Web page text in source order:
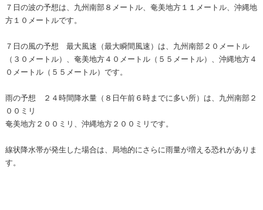
７日の波の予想は、九州南部８メートル、奄美地方１１メートル、沖縄地
方１０メートルです。
７日の風の予想 最大風速（最大瞬間風速）は、九州南部２０メートル
（３０メートル）、奄美地方４０メートル（５５メートル）、沖縄地方４
０メートル（５５メートル）です。
雨の予想 ２４時間降水量（８日午前６時までに多い所）は、九州南部２
００ミリ
奄美地方２００ミリ、沖縄地方２００ミリです。
線状降水帯が発生した場合は、局地的にさらに雨量が増える恐れがありま
す。